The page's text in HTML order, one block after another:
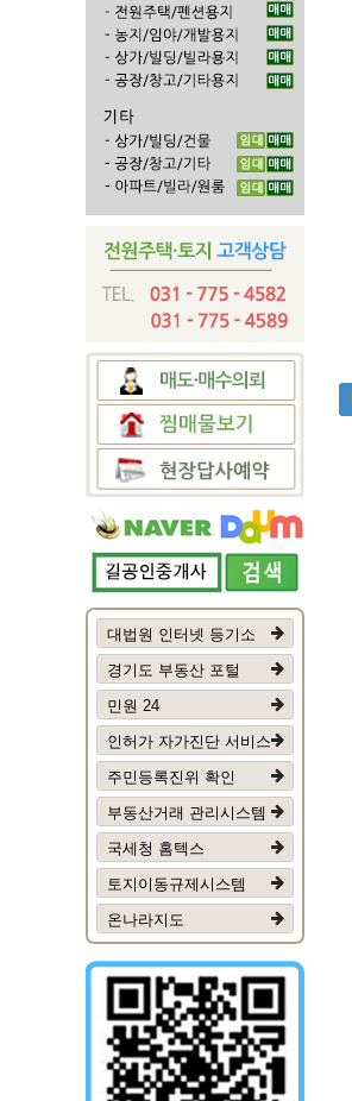
대법원 인터넷 등기소
경기도 부동산 포털
민원 24
인허가 자가진단 서비스
주민등록진위 확인
부동산거래 관리시스템
국세청 홈텍스
토지이동규제시스템
온나라지도